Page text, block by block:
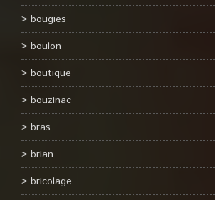
bougies
boulon
boutique
bouzinac
bras
brian
bricolage